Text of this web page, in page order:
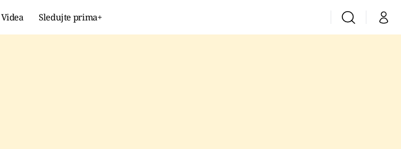
Videa Sledujte prima+ VyhledáváníMůj